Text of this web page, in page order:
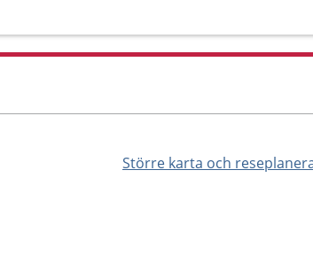
Större karta och